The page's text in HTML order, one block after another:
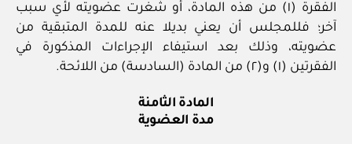
الفقرة (١) من هذه المادة، أو شغرت عضويته لأي سبب
آخر؛ فللمجلس أن يعني بديلا عنه للمدة المتبقية من
عضويته، وذلك بعد استيفاء الإجراءات المذكورة في
الفقرتين (١) و(٢) من المادة (السادسة) من اللائحة.
المادة الثامنة
مدة العضوية